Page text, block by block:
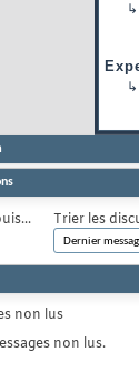
↳
↳
Trier les
non lus
non lus.